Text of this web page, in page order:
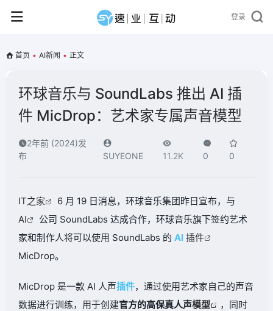
登录
首页 • AI新闻 • 正文
环球音乐与 SoundLabs 推出 AI 插
件 MicDrop：艺术家专属声音模型
2年前 (2024)发
布
SUYEONE 11.2K 0 0
IT之家
6 月 19 日消息，环球音乐集团昨日宣布，与
AI
公司 SoundLabs 达成合作，环球音乐旗下签约艺术
家和制作人将可以使用 SoundLabs 的 AI 插件
MicDrop。
MicDrop 是一款 AI 人声插件，通过使用艺术家自己的声音
数据进行训练，用于创建官方的高保真人声模型
，同时